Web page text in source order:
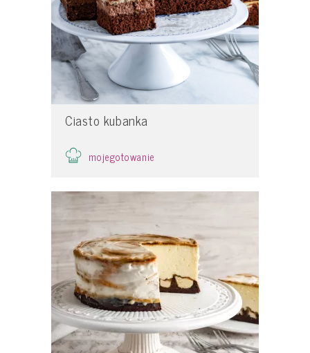
Ciasto kubanka
mojegotowanie